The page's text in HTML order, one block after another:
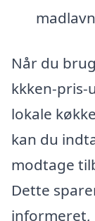
Når du
kkken-pris-
lokale
kan du
modtage
Dette
informeret,